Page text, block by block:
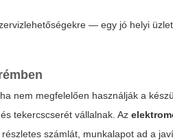
— egy jó helyi
nem megfelelően használják a
tekercscserét vállalnak. Az
számlát, munkalapot ad a